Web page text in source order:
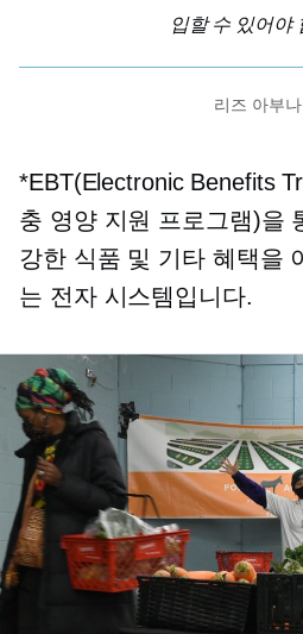
입할 수 있어야
리즈 아부
*EBT(Electronic Benefits
충 영양 지원 프로그램)을
강한 식품 및 기타 혜택을
는 전자 시스템입니다.